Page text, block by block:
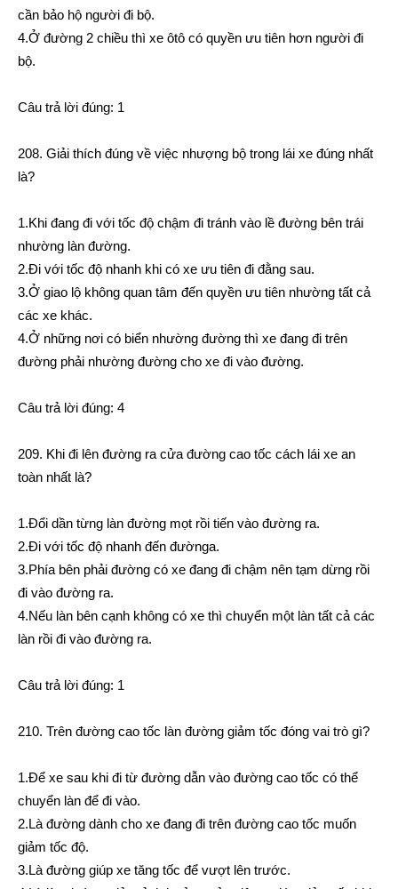
cần bảo hộ người đi bộ.
4.Ở đường 2 chiều thì xe ôtô có quyền ưu tiên hơn người đi
bộ.
Câu trả lời đúng: 1
208. Giải thích đúng về việc nhượng bộ trong lái xe đúng nhất
là?
1.Khi đang đi với tốc độ chậm đi tránh vào lề đường bên trái
nhường làn đường.
2.Đi với tốc độ nhanh khi có xe ưu tiên đi đằng sau.
3.Ở giao lộ không quan tâm đến quyền ưu tiên nhường tất cả
các xe khác.
4.Ở những nơi có biển nhường đường thì xe đang đi trên
đường phải nhường đường cho xe đi vào đường.
Câu trả lời đúng: 4
209. Khi đi lên đường ra cửa đường cao tốc cách lái xe an
toàn nhất là?
1.Đổi dần từng làn đường mọt rồi tiến vào đường ra.
2.Đi với tốc độ nhanh đến đườnga.
3.Phía bên phải đường có xe đang đi chậm nên tạm dừng rồi
đi vào đường ra.
4.Nếu làn bên cạnh không có xe thì chuyển một làn tất cả các
làn rồi đi vào đường ra.
Câu trả lời đúng: 1
210. Trên đường cao tốc làn đường giảm tốc đóng vai trò gì?
1.Để xe sau khi đi từ đường dẫn vào đường cao tốc có thể
chuyển làn để đi vào.
2.Là đường dành cho xe đang đi trên đường cao tốc muốn
giảm tốc độ.
3.Là đường giúp xe tăng tốc để vượt lên trước.